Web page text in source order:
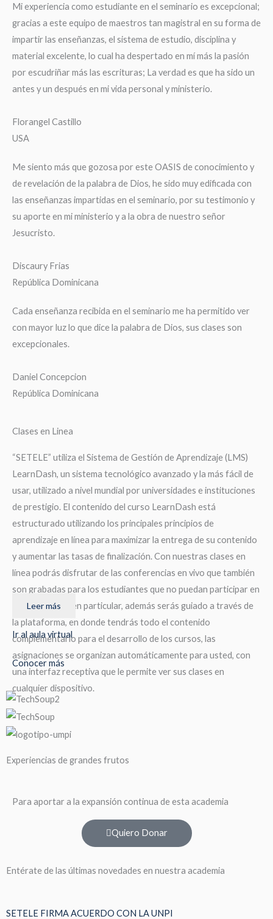
Mi experiencia como estudiante en el seminario es excepcional;
gracias a este equipo de maestros tan magistral en su forma de
impartir las enseñanzas, el sistema de estudio, disciplina y
material excelente, lo cual ha despertado en mí más la pasión
por escudriñar más las escrituras; La verdad es que ha sido un
antes y un después en mi vida personal y ministerio.
Florangel Castillo
USA
Me siento más que gozosa por este OASIS de conocimiento y
de revelación de la palabra de Dios, he sido muy edificada con
las enseñanzas impartidas en el seminario, por su testimonio y
su aporte en mi ministerio y a la obra de nuestro señor
Jesucristo.
Discaury Frias
República Dominicana
Cada enseñanza recibida en el seminario me ha permitido ver
con mayor luz lo que dice la palabra de Dios, sus clases son
excepcionales.
Daniel Concepcion
República Dominicana
Clases en Linea
“SETELE” utiliza el Sistema de Gestión de Aprendizaje (LMS)
LearnDash, un sistema tecnológico avanzado y la más fácil de
usar, utilizado a nivel mundial por universidades e instituciones
de prestigio. El contenido del curso LearnDash está
estructurado utilizando los principales principios de
aprendizaje en línea para maximizar la entrega de su contenido
y aumentar las tasas de finalización. Con nuestras clases en
línea podrás disfrutar de las conferencias en vivo que también
son grabadas para los estudiantes que no puedan participar en
alguna sección en particular, además serás guiado a través de
la plataforma, en donde tendrás todo el contenido
complementario para el desarrollo de los cursos, las
asignaciones se organizan automáticamente para usted, con
una interfaz receptiva que le permite ver sus clases en
cualquier dispositivo.
Leer más
Ir al aula virtual
Conocer más
Experiencias de grandes frutos
Para aportar a la expansión continua de esta academia
Quiero Donar
Entérate de las últimas novedades en nuestra academia
SETELE FIRMA ACUERDO CON LA UNPI